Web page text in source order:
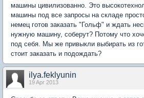
машины цивилизованно. Это
машины под все запросы на складе
немец готов заказать "Гольф" и ждать
нужную машину, соберут? Потому что
под себя. Мы же привыкли выбирать из
стоит заказать и подождать?
ilya.feklyunin
19 Apr 2013